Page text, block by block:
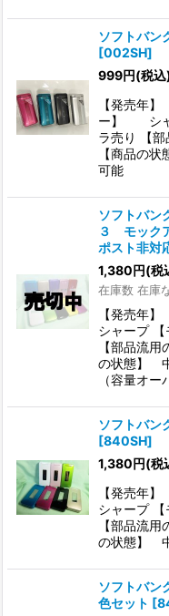
ソフトバ
[002SH]
999円(税込
【発売年
ー】 シャ
ラ売り 【
【商品の
可能
ソフトバ
３ モック
ポスト非対
1,380円(税
在庫数 在庫
【発売
シャープ
【部品流
の状態】
（容量オー
ソフトバ
[840SH]
1,380円(税
【発売
シャープ
【部品流
の状態】
ソフトバ
色セット [